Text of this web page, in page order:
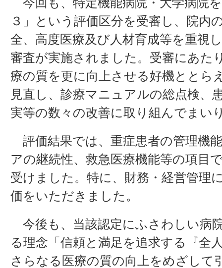
今回も、特定機能病院・大学病院
３」という評価区分を受審し、院内
全、高度医療及び人材育成等を重視
審査が実施されました。受審にあた
療の質を更に向上させる好機ととら
見直し、診療マニュアルの総点検、
実等の数々の改善に取り組んでまい
評価結果では、重症患者の管理機
アの継続性、救急医療機能等の項目
受けました。特に、財務・経営管理
価をいただきました。
今後も、当該認定にふさわしい病
る理念「信頼と満足を追求する『全
さらなる医療の質の向上をめざして